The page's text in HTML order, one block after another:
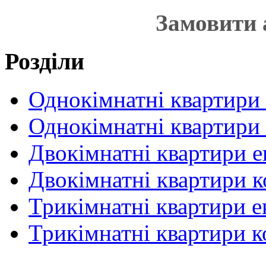
Замовити
Розділи
Однокімнатні
Однокімнатні
Двокімнатні квартири
Двокімнатні квартири
Трикімнатні квартири
Трикімнатні квартири